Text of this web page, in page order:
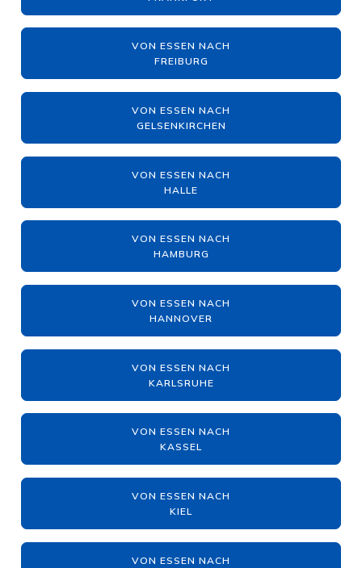
VON ESSEN NACH
FREIBURG
VON ESSEN NACH
GELSENKIRCHEN
VON ESSEN NACH
HALLE
VON ESSEN NACH
HAMBURG
VON ESSEN NACH
HANNOVER
VON ESSEN NACH
KARLSRUHE
VON ESSEN NACH
KASSEL
VON ESSEN NACH
KIEL
VON ESSEN NACH